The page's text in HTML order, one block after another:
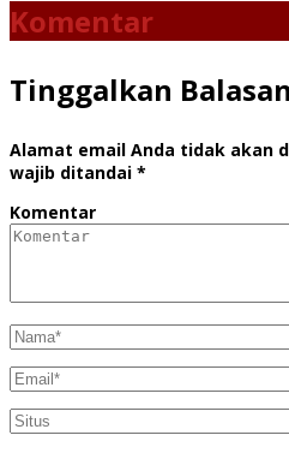
Komentar
Tinggalkan Balasan
Alamat email Anda tidak akan
wajib ditandai *
Komentar